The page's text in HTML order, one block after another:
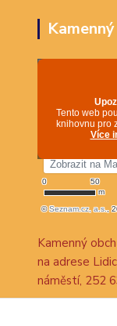
Kamenný
na adrese
náměstí, 252